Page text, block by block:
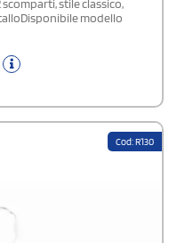
stile classico,
modello
Cod: R130